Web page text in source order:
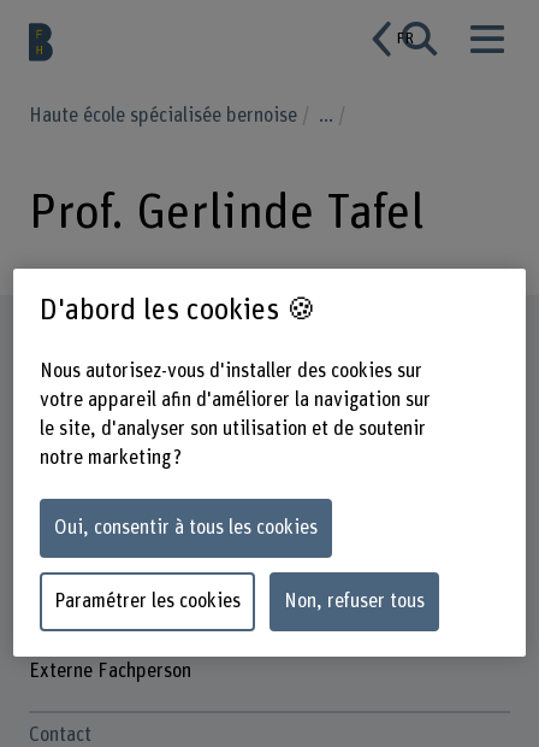
FR
Haute école spécialisée bernoise ...
Prof. Gerlinde Tafel
Externe Fachperson
Contact
D'abord les cookies 🍪
Nous autorisez-vous d'installer des cookies sur
votre appareil afin d'améliorer la navigation sur
le site, d'analyser son utilisation et de soutenir
notre marketing ?
Oui, consentir à tous les cookies
Paramétrer les cookies Non, refuser tous